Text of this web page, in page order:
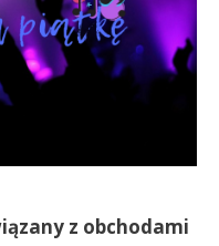
z obchodami